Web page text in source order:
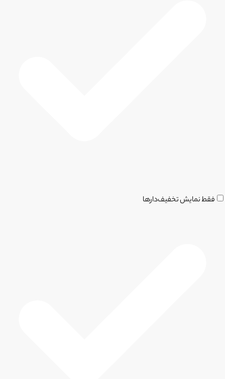
فقط نمایش تخفیف‌دارها